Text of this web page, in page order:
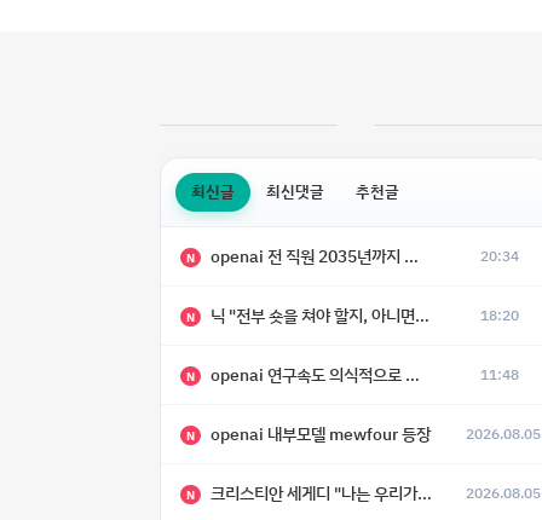
최신글 최신댓글 추천글
N openai 전 직원 2035년까지 텔레파시가 어떻게 생길 수 있는지 20:34
N 닉 "전부 숏을 쳐야 할지, 아니면 특이점이 오니까 전부 롱을 쳐야 할지 모르겠다.” 18:20
N openai 연구속도 의식적으로 늦추고 있다 11:48
N openai 내부모델 mewfour 등장 2026.08.05
N 크리스티안 세게디 "나는 우리가 "Fuck!!" 단계를 피할 수 있기를 바랄 뿐" 2026.08.05